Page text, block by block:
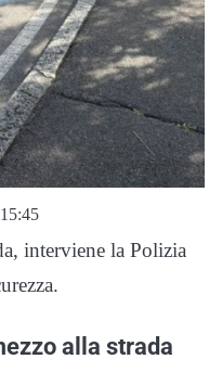
interviene la Polizia
alla strada